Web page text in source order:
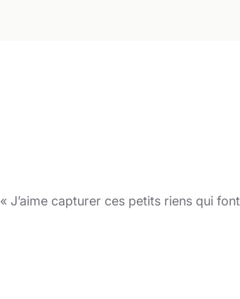
« J’aime capturer ces petits riens qui